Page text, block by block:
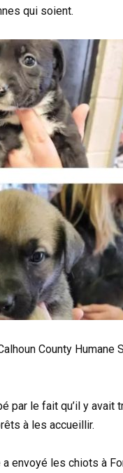
qui soient.
County
par le fait qu’il y
à les accueillir.
a envoyé les chiots à